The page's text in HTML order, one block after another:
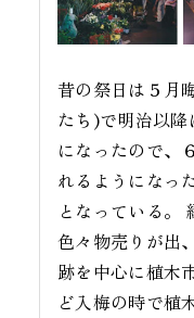
昔の祭日は５月
たち)で明治以
になったので、
れるようになっ
となっている。
色々物売りが出
跡を中心に植木
ど入梅の時で植